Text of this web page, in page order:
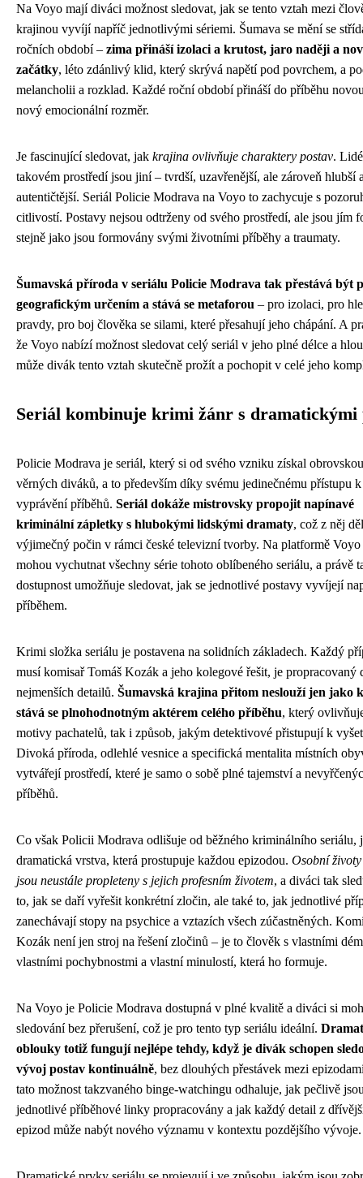
Na Voyo mají diváci možnost sledovat, jak se tento vztah mezi
krajinou vyvíjí napříč jednotlivými sériemi. Šumava se mění se
ročních období – zima přináší izolaci a krutost, jaro naději a
začátky, léto zdánlivý klid, který skrývá napětí pod povrchem, a
melancholii a rozklad. Každé roční období přináší do příběhu
nový emocionální rozměr.
Je fascinující sledovat, jak krajina ovlivňuje charaktery postav.
takovém prostředí jsou jiní – tvrdší, uzavřenější, ale zároveň hlubší
autentičtější. Seriál Policie Modrava na Voyo to zachycuje s
citlivostí. Postavy nejsou odtrženy od svého prostředí, ale jsou jím
stejně jako jsou formovány svými životními příběhy a traumaty.
Šumavská příroda v seriálu Policie Modrava tak přestává být
geografickým určením a stává se metaforou – pro izolaci, pro
pravdy, pro boj člověka se silami, které přesahují jeho chápání. A
že Voyo nabízí možnost sledovat celý seriál v jeho plné délce a
může divák tento vztah skutečně prožít a pochopit v celé jeho
Seriál kombinuje krimi žánr s
Policie Modrava je seriál, který si od svého vzniku získal
věrných diváků, a to především díky svému jedinečnému přístupu k
vyprávění příběhů. Seriál dokáže mistrovsky propojit napínavé
kriminální zápletky s hlubokými lidskými dramaty, což z něj
výjimečný počin v rámci české televizní tvorby. Na platformě
mohou vychutnat všechny série tohoto oblíbeného seriálu, a právě
dostupnost umožňuje sledovat, jak se jednotlivé postavy vyvíjejí
příběhem.
Krimi složka seriálu je postavena na solidních základech. Každý
musí komisař Tomáš Kozák a jeho kolegové řešit, je propracovaný
nejmenších detailů. Šumavská krajina přitom neslouží jen jako
stává se plnohodnotným aktérem celého příběhu, který
motivy pachatelů, tak i způsob, jakým detektivové přistupují k
Divoká příroda, odlehlé vesnice a specifická mentalita místních
vytvářejí prostředí, které je samo o sobě plné tajemství a
příběhů.
Co však Policii Modrava odlišuje od běžného kriminálního seriálu,
dramatická vrstva, která prostupuje každou epizodou. Osobní
jsou neustále propleteny s jejich profesním životem, a diváci tak
to, jak se daří vyřešit konkrétní zločin, ale také to, jak jednotlivé
zanechávají stopy na psychice a vztazích všech zúčastněných.
Kozák není jen stroj na řešení zločinů – je to člověk s vlastními
vlastními pochybnostmi a vlastní minulostí, která ho formuje.
Na Voyo je Policie Modrava dostupná v plné kvalitě a diváci si
sledování bez přerušení, což je pro tento typ seriálu ideální.
oblouky totiž fungují nejlépe tehdy, když je divák schopen
vývoj postav kontinuálně, bez dlouhých přestávek mezi
tato možnost takzvaného binge-watchingu odhaluje, jak pečlivě
jednotlivé příběhové linky propracovány a jak každý detail z
epizod může nabýt nového významu v kontextu pozdějšího vývoje.